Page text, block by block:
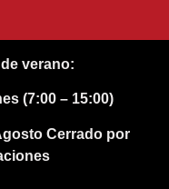
verano:
(7:00 – 15:00)
Cerrado por